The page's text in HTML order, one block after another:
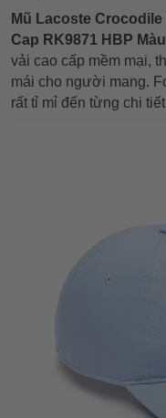
Mũ Lacoste
Cap RK9871 HBP
vải cao cấp mềm mại,
mái cho người mang.
rất tỉ mỉ đến từng chi